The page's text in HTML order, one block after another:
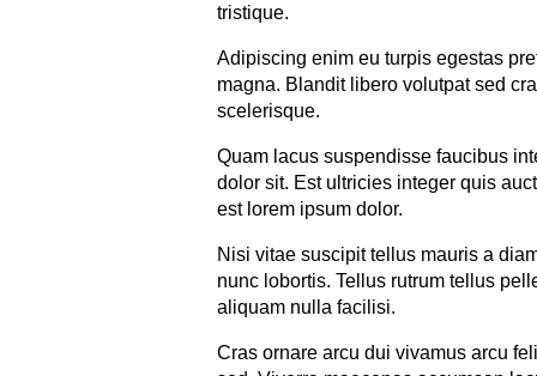
tristique.
Adipiscing enim eu turpis egestas
magna. Blandit libero volutpat sed
scelerisque.
Quam lacus suspendisse faucibus
dolor sit. Est ultricies integer quis
est lorem ipsum dolor.
Nisi vitae suscipit tellus mauris a
nunc lobortis. Tellus rutrum tellus
aliquam nulla facilisi.
Cras ornare arcu dui vivamus arcu